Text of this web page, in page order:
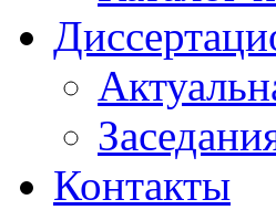
Контакты